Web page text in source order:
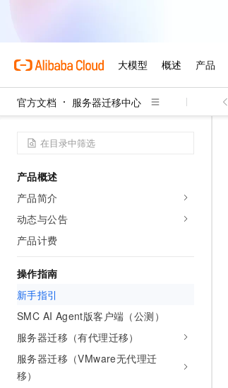
官方文档 服务器迁移中心
产品概述
产品简介
动态与公告
产品计费
操作指南
新手指引
SMC AI Agent版客户端（公测）
服务器迁移（有代理迁移）
服务器迁移（VMware无代理迁
移）